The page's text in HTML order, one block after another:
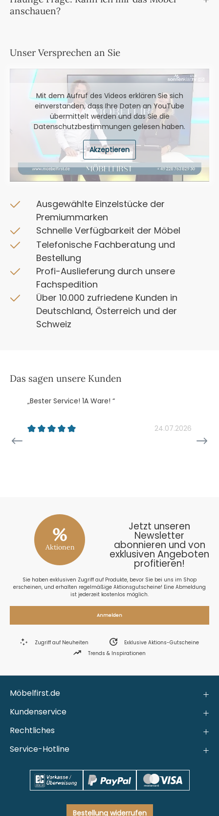
anschauen?
Unser Versprechen an Sie
Mit dem Aufruf des Videos erklären Sie sich
einverstanden, dass Ihre Daten an YouTube
übermittelt werden und das Sie die
Datenschutzbestimmungen gelesen haben.
Akzeptieren
Ausgewählte Einzelstücke der
Premiummarken
Schnelle Verfügbarkeit der Möbel
Telefonische Fachberatung und
Bestellung
Profi-Auslieferung durch unsere
Fachspedition
Über 10.000 zufriedene Kunden in
Deutschland, Österreich und der
Schweiz
Das sagen unsere Kunden
„Bester Service! 1A Ware! “
24.07.2026
%
Aktionen
Jetzt unseren
Newsletter
abonnieren und von
exklusiven Angeboten
profitieren!
Sie haben exklusiven Zugriff auf Produkte, bevor Sie bei uns im Shop
erscheinen, und erhalten regelmäßige Aktionsgutscheine! Eine Abmeldung
ist jederzeit kostenlos möglich.
Anmelden
Zugriff auf Neuheiten
Exklusive Aktions-Gutscheine
Trends & Inspirationen
Möbelfirst.de
Kundenservice
Rechtliches
Service-Hotline
Bestellung widerrufen